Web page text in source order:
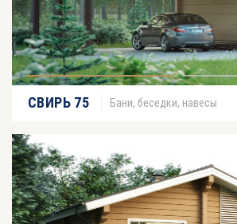
СВИРЬ 75 Бани, беседки, навесы